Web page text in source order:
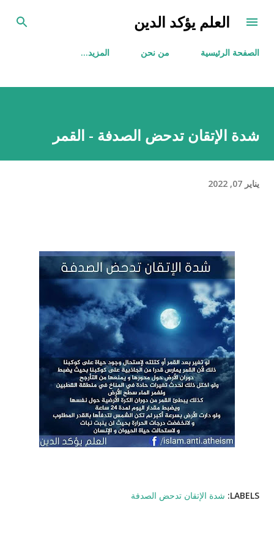
التخطي إلى المحتوى الرئيسي
العلم يؤكد الدين
الصفحة الرئيسية من نحن ‏المزيد…
شدة الإتقان تدحض الصدفة - القمر
يناير 07, 2022
LABELS: شدة الإتقان تدحض الصدفة